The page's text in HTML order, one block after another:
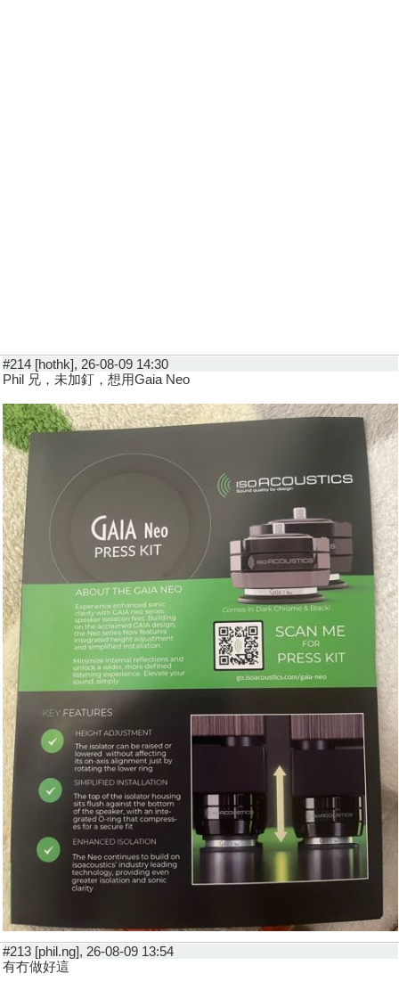
#214 [hothk], 26-08-09 14:30
Phil 兄，未加釘，想用Gaia Neo
#213 [phil.ng], 26-08-09 13:54
有冇做好這